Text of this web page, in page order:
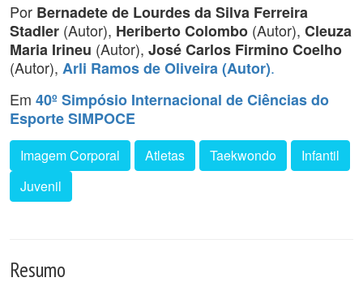
Por Bernadete de Lourdes da Silva Ferreira
Stadler (Autor), Heriberto Colombo (Autor), Cleuza
Maria Irineu (Autor), José Carlos Firmino Coelho
(Autor), Arli Ramos de Oliveira (Autor).
Em 40º Simpósio Internacional de Ciências do
Esporte SIMPOCE
Imagem Corporal Atletas Taekwondo
Infantil
Juvenil
Resumo